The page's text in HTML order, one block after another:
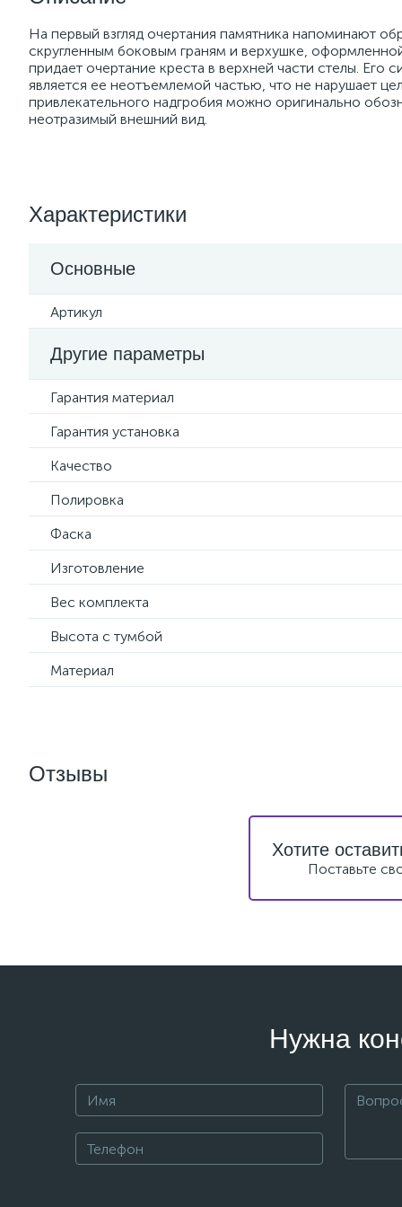
На первый взгляд очертания памятника напоминают
скругленным боковым граням и верхушке,
придает очертание креста в верхней части стелы.
является ее неотъемлемой частью, что не нарушает
привлекательного надгробия можно оригинально
неотразимый внешний вид.
Характеристики
Основные
Артикул
Другие параметры
Гарантия материал
Гарантия установка
Качество
Полировка
Фаска
Изготовление
Вес комплекта
Высота с тумбой
Материал
Отзывы
Хотите
Поставьте
Нужна